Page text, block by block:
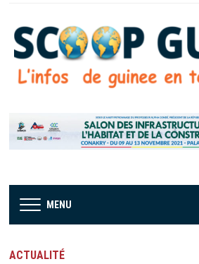
MENU
ACTUALITÉ